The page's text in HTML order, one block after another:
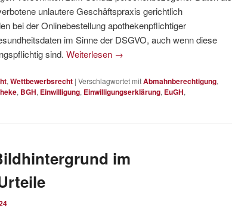
unlautere Geschäftspraxis gerichtlich
bei der Onlinebestellung apothekenpflichtiger
im Sinne der DSGVO, auch wenn diese
sind. Weiterlesen →
, Wettbewerbsrecht | Verschlagwortet mitAbmahnberechtigung,
, BGH, Einwilligung, Einwilligungserklärung, EuGH,
im